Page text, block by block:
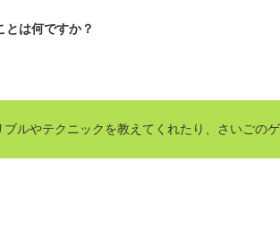
とは何ですか？
ブルやテクニックを教えてくれたり、さいごの